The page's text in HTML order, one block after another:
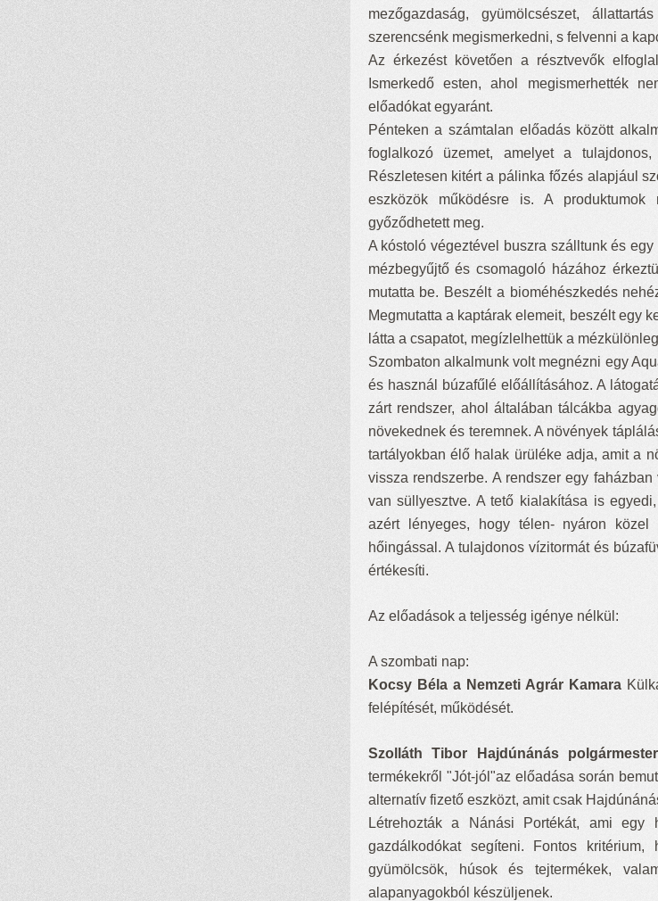
mezőgazdaság, gyümölcsészet,
szerencsénk megismerkedni, s felvenni a
Az érkezést követően a résztvevők
Ismerkedő esten, ahol megismerhették
előadókat egyaránt.
Pénteken a számtalan előadás között
foglalkozó üzemet, amelyet a
Részletesen kitért a pálinka főzés alapjául
eszközök működésre is. A
győződhetett meg.
A kóstoló végeztével buszra szálltunk és
mézbegyűjtő és csomagoló házához
mutatta be. Beszélt a bioméhészkedés
Megmutatta a kaptárak elemeit, beszélt egy
látta a csapatot, megízlelhettük a
Szombaton alkalmunk volt megnézni egy
és használ búzafűlé előállításához. A
zárt rendszer, ahol általában tálcákba
növekednek és teremnek. A növények
tartályokban élő halak ürüléke adja, amit a
vissza rendszerbe. A rendszer egy
van süllyesztve. A tető kialakítása is
azért lényeges, hogy télen- nyáron
hőingással. A tulajdonos vízitormát és
értékesíti.
Az előadások a teljesség igénye nélkül:
A szombati nap:
Kocsy Béla a Nemzeti Agrár Kamara
felépítését, működését.
Szolláth Tibor Hajdúnánás polgármester
termékekről "Jót-jól"az előadása során
alternatív fizető eszközt, amit csak
Létrehozták a Nánási Portékát, ami
gazdálkodókat segíteni. Fontos
gyümölcsök, húsok és tejtermékek,
alapanyagokból készüljenek.